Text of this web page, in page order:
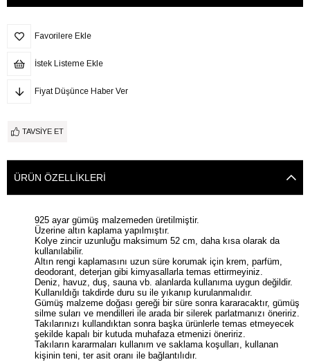
Favorilere Ekle
İstek Listeme Ekle
Fiyat Düşünce Haber Ver
TAVSIYE ET
ÜRÜN ÖZELLIKLERI
925 ayar gümüş malzemeden üretilmiştir.
Üzerine altın kaplama yapılmıştır.
Kolye zincir uzunluğu maksimum 52 cm, daha kısa olarak da
kullanılabilir.
Altın rengi kaplamasını uzun süre korumak için krem, parfüm,
deodorant, deterjan gibi kimyasallarla temas ettirmeyiniz.
Deniz, havuz, duş, sauna vb. alanlarda kullanıma uygun değildir.
Kullanıldığı takdirde duru su ile yıkanıp kurulanmalıdır.
Gümüş malzeme doğası gereği bir süre sonra kararacaktır, gümüş
silme suları ve mendilleri ile arada bir silerek parlatmanızı öneririz.
Takılarınızı kullandıktan sonra başka ürünlerle temas etmeyecek
şekilde kapalı bir kutuda muhafaza etmenizi öneririz.
Takıların kararmaları kullanım ve saklama koşulları, kullanan
kişinin teni, ter asit oranı ile bağlantılıdır.